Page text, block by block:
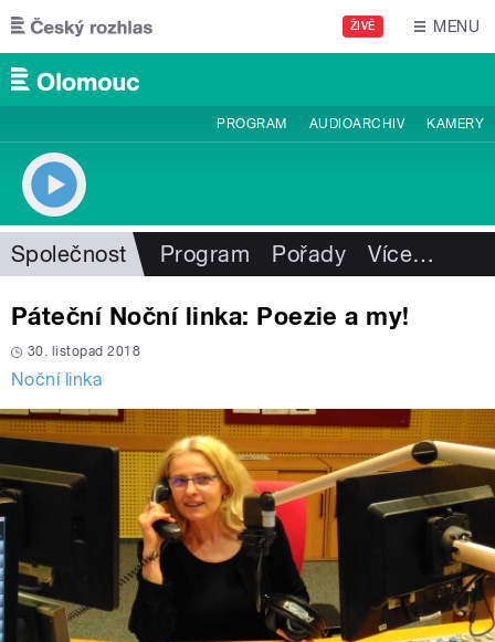
Přejít k hlavnímu obsahu
ŽIVĚ MENU
PROGRAM AUDIOARCHIV KAMERY
Společnost Program Pořady Více…
Páteční Noční linka: Poezie a my!
30. listopad 2018
Noční linka